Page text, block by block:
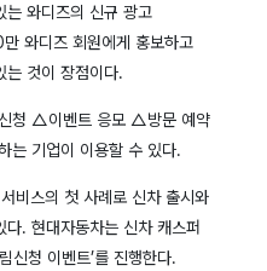
는 와디즈의 신규 광고
와디즈 회원에게 홍보하고
는 것이 장점이다.
청 △이벤트 응모 △방문 예약
는 기업이 이용할 수 있다.
비스의 첫 사례로 신차 출시와
. 현대자동차는 신차 캐스퍼
신청 이벤트’를 진행한다.